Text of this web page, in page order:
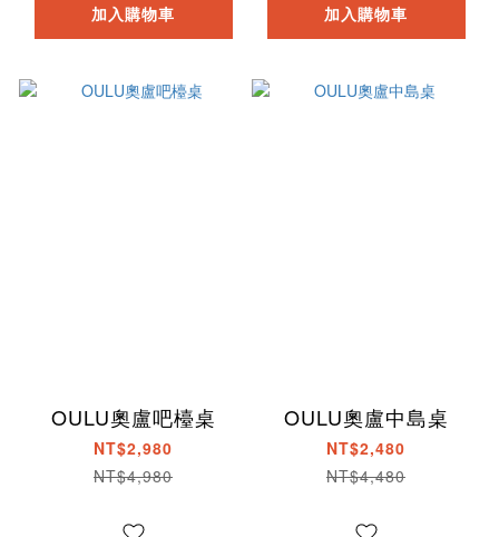
加入購物車 加入購物車
OULU奧盧吧檯桌
NT$2,980
NT$4,980
OULU奧盧中島桌
NT$2,480
NT$4,480